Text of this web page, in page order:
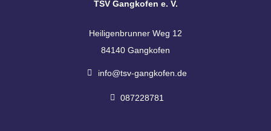
TSV Gangkofen e. V.
Heiligenbrunner Weg 12
84140 Gangkofen
info@tsv-gangkofen.de
087228781